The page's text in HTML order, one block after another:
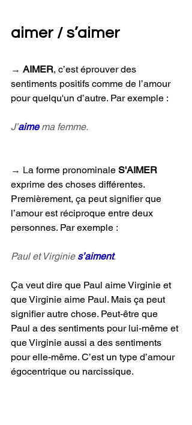
aimer / s’aimer
→ AIMER, c’est éprouver des
sentiments positifs comme de l’amour
pour quelqu'un d’autre. Par exemple :
J’aime ma femme.
→ La forme pronominale S'AIMER
exprime des choses différentes.
Premièrement, ça peut signifier que
l’amour est réciproque entre deux
personnes. Par exemple :
Paul et Virginie s’aiment.
Ça veut dire que Paul aime Virginie et
que Virginie aime Paul. Mais ça peut
signifier autre chose. Peut-être que
Paul a des sentiments pour lui-même et
que Virginie aussi a des sentiments
pour elle-même. C’est un type d’amour
égocentrique ou narcissique.